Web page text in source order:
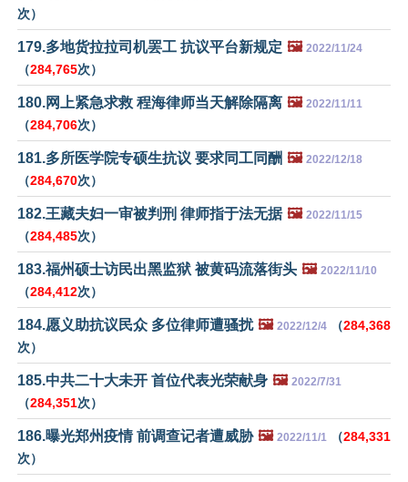
次）
179.多地货拉拉司机罢工 抗议平台新规定 🖼️ 2022/11/24
（284,765次）
180.网上紧急求救 程海律师当天解除隔离 🖼️ 2022/11/11
（284,706次）
181.多所医学院专硕生抗议 要求同工同酬 🖼️ 2022/12/18
（284,670次）
182.王藏夫妇一审被判刑 律师指于法无据 🖼️ 2022/11/15
（284,485次）
183.福州硕士访民出黑监狱 被黄码流落街头 🖼️ 2022/11/10
（284,412次）
184.愿义助抗议民众 多位律师遭骚扰 🖼️ 2022/12/4 （284,368
次）
185.中共二十大未开 首位代表光荣献身 🖼️ 2022/7/31
（284,351次）
186.曝光郑州疫情 前调查记者遭威胁 🖼️ 2022/11/1 （284,331
次）